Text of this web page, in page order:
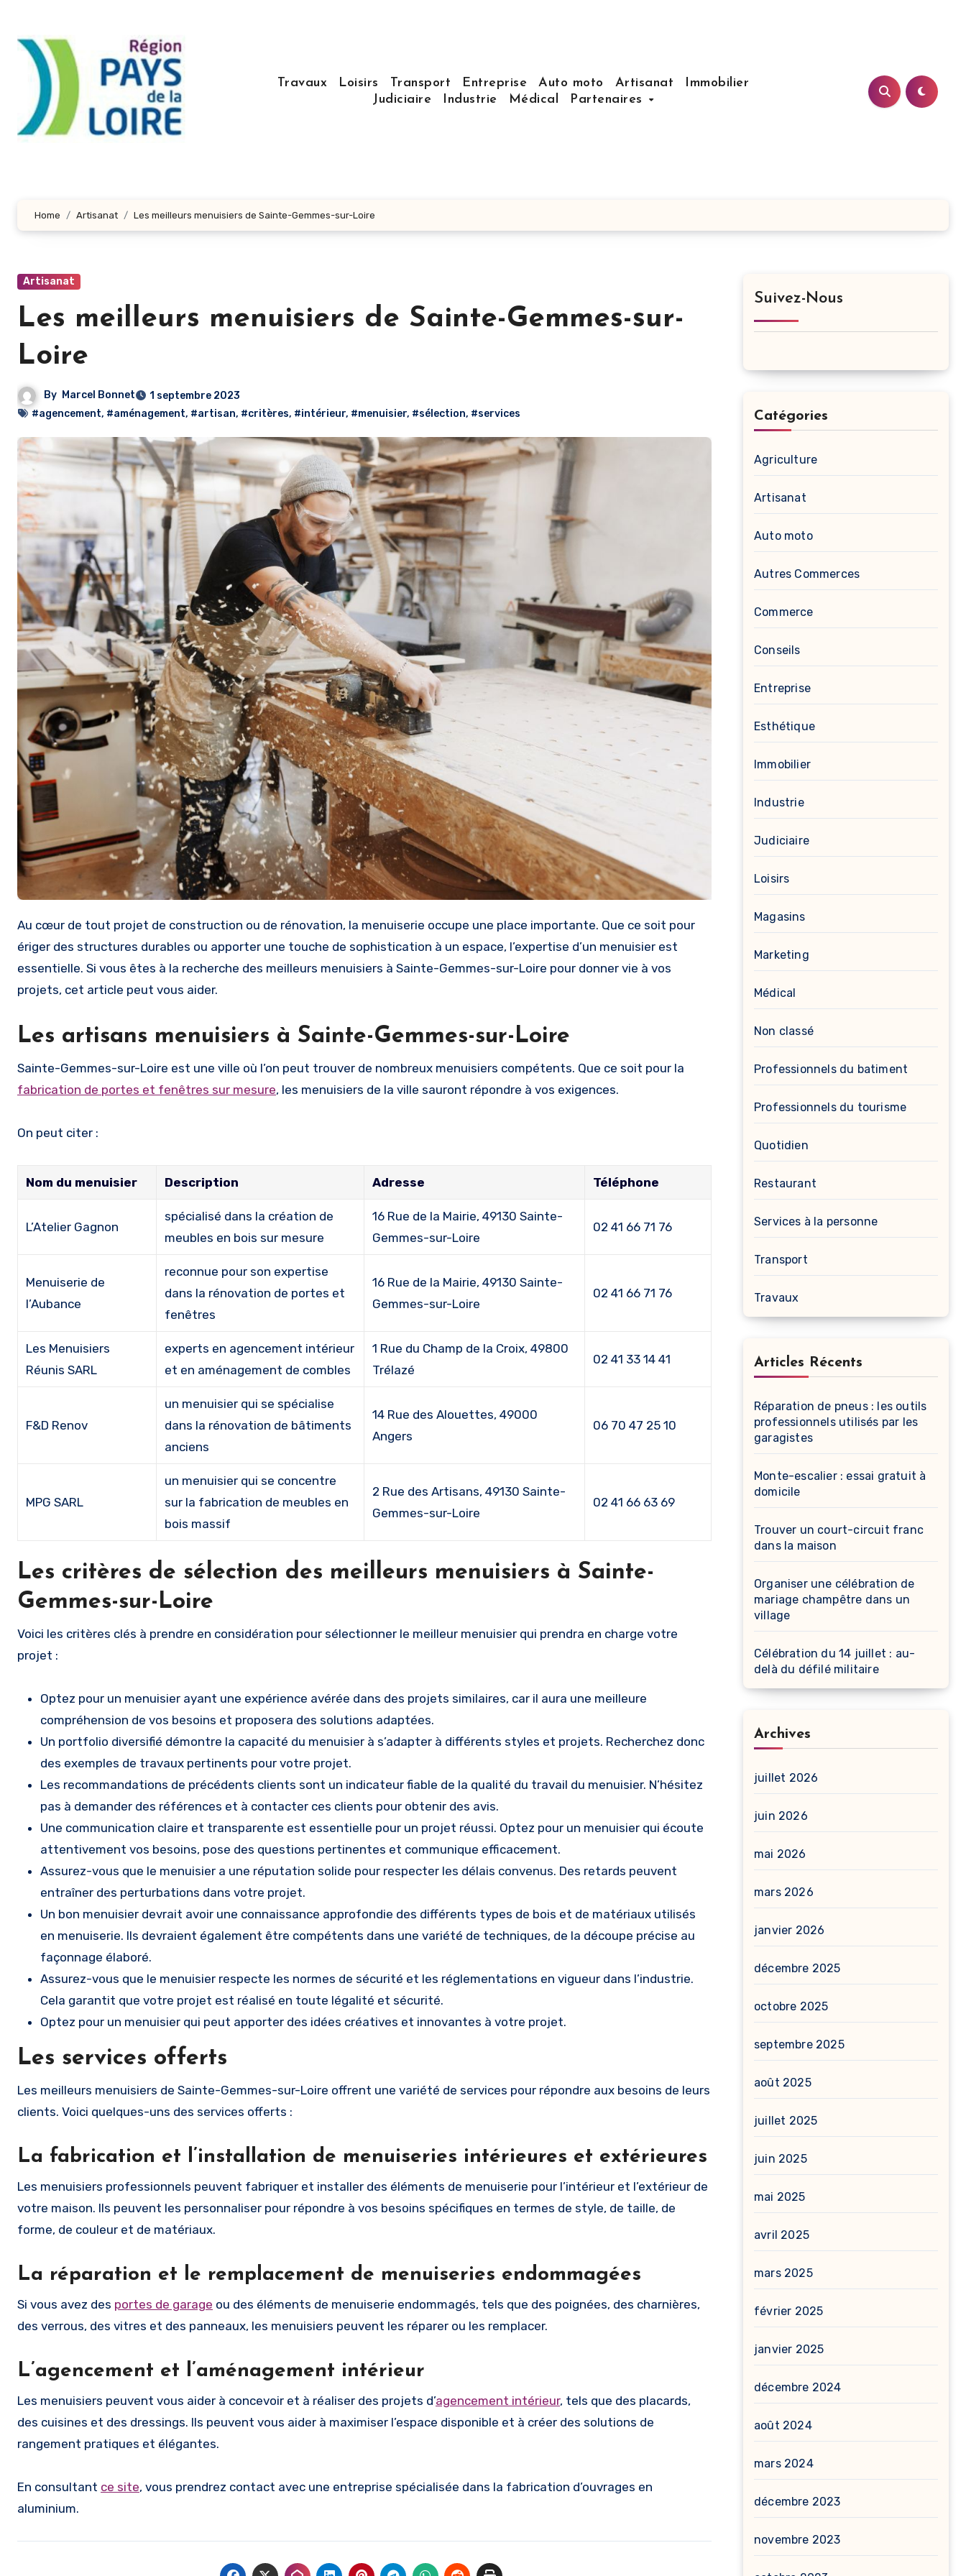
contenu
principal
Travaux
Loisirs Transport Entreprise Auto moto Artisanat
Immobilier
Judiciaire
Industrie Médical Partenaires
Home Artisanat Les meilleurs menuisiers de Sainte-Gemmes-sur-Loire
Artisanat
Les meilleurs menuisiers de Sainte-Gemmes-sur-
Loire
By Marcel Bonnet
1 septembre 2023
#agencement, #aménagement, #artisan, #critères, #intérieur, #menuisier, #sélection, #services
Au cœur de tout projet de construction ou de rénovation, la menuiserie occupe une place importante. Que ce soit pour
ériger des structures durables ou apporter une touche de sophistication à un espace, l’expertise d’un menuisier est
essentielle. Si vous êtes à la recherche des meilleurs menuisiers à Sainte-Gemmes-sur-Loire pour donner vie à vos
projets, cet article peut vous aider.
Les artisans menuisiers à Sainte-Gemmes-sur-Loire
Sainte-Gemmes-sur-Loire est une ville où l’on peut trouver de nombreux menuisiers compétents. Que ce soit pour la
fabrication de portes et fenêtres sur mesure, les menuisiers de la ville sauront répondre à vos exigences.
On peut citer :
Nom du menuisier Description Adresse Téléphone
L’Atelier Gagnon
spécialisé dans la création de
meubles en bois sur mesure
16 Rue de la Mairie, 49130 Sainte-
Gemmes-sur-Loire
02 41 66 71 76
Menuiserie de
l’Aubance
reconnue pour son expertise
dans la rénovation de portes et
fenêtres
16 Rue de la Mairie, 49130 Sainte-
Gemmes-sur-Loire
02 41 66 71 76
Les Menuisiers
Réunis SARL
experts en agencement intérieur
et en aménagement de combles
1 Rue du Champ de la Croix, 49800
Trélazé
02 41 33 14 41
F&D Renov
un menuisier qui se spécialise
dans la rénovation de bâtiments
anciens
14 Rue des Alouettes, 49000
Angers
06 70 47 25 10
MPG SARL
un menuisier qui se concentre
sur la fabrication de meubles en
bois massif
2 Rue des Artisans, 49130 Sainte-
Gemmes-sur-Loire
02 41 66 63 69
Les critères de sélection des meilleurs menuisiers à Sainte-
Gemmes-sur-Loire
Voici les critères clés à prendre en considération pour sélectionner le meilleur menuisier qui prendra en charge votre
projet :
Optez pour un menuisier ayant une expérience avérée dans des projets similaires, car il aura une meilleure
compréhension de vos besoins et proposera des solutions adaptées.
Un portfolio diversifié démontre la capacité du menuisier à s’adapter à différents styles et projets. Recherchez donc
des exemples de travaux pertinents pour votre projet.
Les recommandations de précédents clients sont un indicateur fiable de la qualité du travail du menuisier. N’hésitez
pas à demander des références et à contacter ces clients pour obtenir des avis.
Une communication claire et transparente est essentielle pour un projet réussi. Optez pour un menuisier qui écoute
attentivement vos besoins, pose des questions pertinentes et communique efficacement.
Assurez-vous que le menuisier a une réputation solide pour respecter les délais convenus. Des retards peuvent
entraîner des perturbations dans votre projet.
Un bon menuisier devrait avoir une connaissance approfondie des différents types de bois et de matériaux utilisés
en menuiserie. Ils devraient également être compétents dans une variété de techniques, de la découpe précise au
façonnage élaboré.
Assurez-vous que le menuisier respecte les normes de sécurité et les réglementations en vigueur dans l’industrie.
Cela garantit que votre projet est réalisé en toute légalité et sécurité.
Optez pour un menuisier qui peut apporter des idées créatives et innovantes à votre projet.
Les services offerts
Les meilleurs menuisiers de Sainte-Gemmes-sur-Loire offrent une variété de services pour répondre aux besoins de leurs
clients. Voici quelques-uns des services offerts :
La fabrication et l’installation de menuiseries intérieures et extérieures
Les menuisiers professionnels peuvent fabriquer et installer des éléments de menuiserie pour l’intérieur et l’extérieur de
votre maison. Ils peuvent les personnaliser pour répondre à vos besoins spécifiques en termes de style, de taille, de
forme, de couleur et de matériaux.
La réparation et le remplacement de menuiseries endommagées
Si vous avez des portes de garage ou des éléments de menuiserie endommagés, tels que des poignées, des charnières,
des verrous, des vitres et des panneaux, les menuisiers peuvent les réparer ou les remplacer.
L’agencement et l’aménagement intérieur
Les menuisiers peuvent vous aider à concevoir et à réaliser des projets d’agencement intérieur, tels que des placards,
des cuisines et des dressings. Ils peuvent vous aider à maximiser l’espace disponible et à créer des solutions de
rangement pratiques et élégantes.
En consultant ce site, vous prendrez contact avec une entreprise spécialisée dans la fabrication d’ouvrages en
aluminium.
Suivez-Nous
Catégories
Agriculture
Artisanat
Auto moto
Autres Commerces
Commerce
Conseils
Entreprise
Esthétique
Immobilier
Industrie
Judiciaire
Loisirs
Magasins
Marketing
Médical
Non classé
Professionnels du batiment
Professionnels du tourisme
Quotidien
Restaurant
Services à la personne
Transport
Travaux
Articles Récents
Réparation de pneus : les outils
professionnels utilisés par les
garagistes
Monte-escalier : essai gratuit à
domicile
Trouver un court-circuit franc
dans la maison
Organiser une célébration de
mariage champêtre dans un
village
Célébration du 14 juillet : au-
delà du défilé militaire
Archives
juillet 2026
juin 2026
mai 2026
mars 2026
janvier 2026
décembre 2025
octobre 2025
septembre 2025
août 2025
juillet 2025
juin 2025
mai 2025
avril 2025
mars 2025
février 2025
janvier 2025
décembre 2024
août 2024
mars 2024
décembre 2023
novembre 2023